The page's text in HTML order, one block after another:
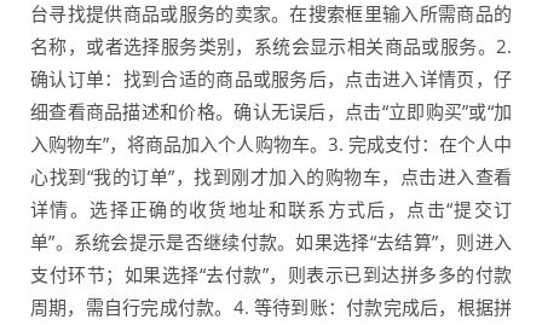
台寻找提供商品或服务的卖家。在搜索框里输入所需商品的
名称，或者选择服务类别，系统会显示相关商品或服务。2.
确认订单：找到合适的商品或服务后，点击进入详情页，仔
细查看商品描述和价格。确认无误后，点击“立即购买”或“加
入购物车”，将商品加入个人购物车。3. 完成支付：在个人中
心找到“我的订单”，找到刚才加入的购物车，点击进入查看
详情。选择正确的收货地址和联系方式后，点击“提交订
单”。系统会提示是否继续付款。如果选择“去结算”，则进入
支付环节；如果选择“去付款”，则表示已到达拼多多的付款
周期，需自行完成付款。4. 等待到账：付款完成后，根据拼